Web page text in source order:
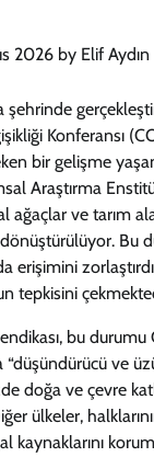
2026 by Elif Aydın
şehrinde
Konferansı
bir gelişme
Araştırma
ağaçlar ve tarım
Bu
erişimini
tepkisini
bu
“düşündürücü ve
doğa ve çevre
ülkeler,
kaynaklarını